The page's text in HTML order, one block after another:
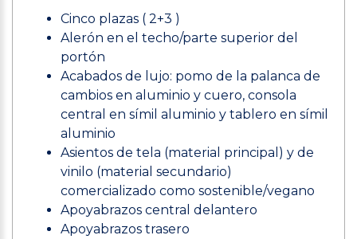
Cinco plazas ( 2+3 )
Alerón en el techo/parte superior del
portón
Acabados de lujo: pomo de la palanca de
cambios en aluminio y cuero, consola
central en símil aluminio y tablero en símil
aluminio
Asientos de tela (material principal) y de
vinilo (material secundario)
comercializado como sostenible/vegano
Apoyabrazos central delantero
Apoyabrazos trasero